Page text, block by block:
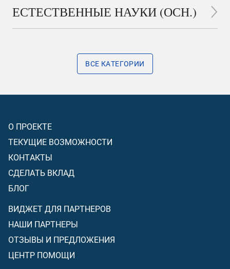
ЕСТЕСТВЕННЫЕ НАУКИ (ОСН.)
ВСЕ КАТЕГОРИИ
О ПРОЕКТЕ
ТЕКУЩИЕ ВОЗМОЖНОСТИ
КОНТАКТЫ
СДЕЛАТЬ ВКЛАД
БЛОГ
ВИДЖЕТ ДЛЯ ПАРТНЕРОВ
НАШИ ПАРТНЕРЫ
ОТЗЫВЫ И ПРЕДЛОЖЕНИЯ
ЦЕНТР ПОМОЩИ